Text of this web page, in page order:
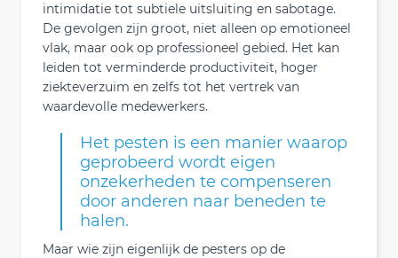
intimidatie tot subtiele uitsluiting en sabotage.
De gevolgen zijn groot, niet alleen op emotioneel
vlak, maar ook op professioneel gebied. Het kan
leiden tot verminderde productiviteit, hoger
ziekteverzuim en zelfs tot het vertrek van
waardevolle medewerkers.
Het pesten is een manier waarop
geprobeerd wordt eigen
onzekerheden te compenseren
door anderen naar beneden te
halen.
Maar wie zijn eigenlijk de pesters op de